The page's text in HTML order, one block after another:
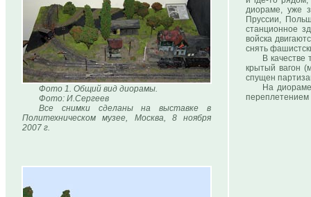
Фото 1. Общий вид диорамы.
Фото: И.Сергеев
Все снимки сделаны на выставке в
Политехническом музее, Москва, 8 ноября
2007 г.
диораме, уже
Пруссии,
станционное
войска
снять
В
крытый вагон
спущен
На
переплетением